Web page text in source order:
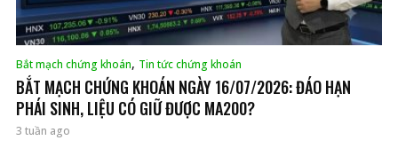
Bắt mạch chứng khoán, Tin tức chứng khoán
BẮT MẠCH CHỨNG KHOÁN NGÀY 16/07/2026: ĐÁO HẠN
PHÁI SINH, LIỆU CÓ GIỮ ĐƯỢC MA200?
3 tuần ago